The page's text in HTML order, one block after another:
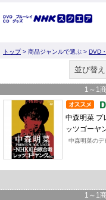
トップ> 商品ジャンルで選ぶ > DVD
並び替え
1 ～ 1
中森明菜
ッツゴーヤ
中森明菜のデ
1 ～ 1